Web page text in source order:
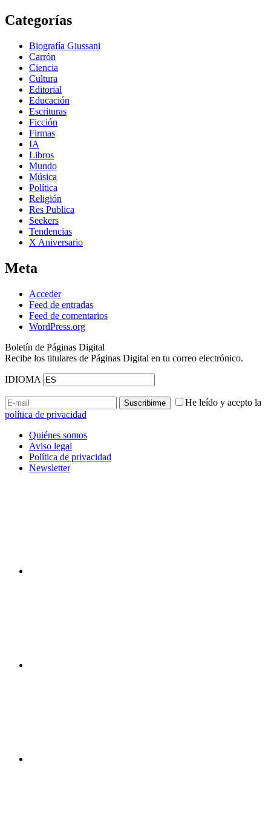
Categorías
Biografía Giussani
Carrón
Ciencia
Cultura
Editorial
Educación
Escrituras
Ficción
Firmas
IA
Libros
Mundo
Música
Política
Religión
Res Publica
Seekers
Tendencias
X Aniversario
Meta
Acceder
Feed de entradas
Feed de comentarios
WordPress.org
Boletín de Páginas Digital
Recibe los titulares de Páginas Digital en tu correo electrónico.
IDIOMA
He leído y acepto la
política de privacidad
Quiénes somos
Aviso legal
Política de privacidad
Newsletter